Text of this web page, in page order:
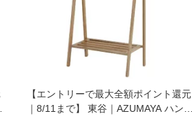
【エントリーで最大全額ポイント還元
｜8/11まで】 東谷｜AZUMAYA ハンガ